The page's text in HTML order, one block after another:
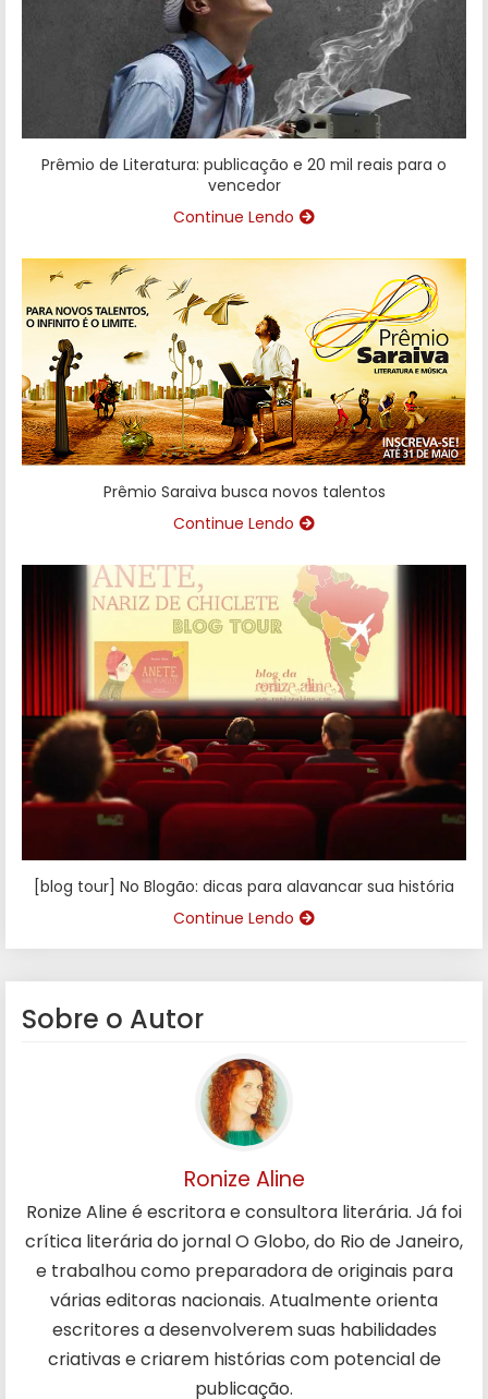
Prêmio de Literatura: publicação e 20 mil reais para o
vencedor
Continue Lendo
Prêmio Saraiva busca novos talentos
Continue Lendo
[blog tour] No Blogão: dicas para alavancar sua história
Continue Lendo
Sobre o Autor
Ronize Aline
Ronize Aline é escritora e consultora literária. Já foi
crítica literária do jornal O Globo, do Rio de Janeiro,
e trabalhou como preparadora de originais para
várias editoras nacionais. Atualmente orienta
escritores a desenvolverem suas habilidades
criativas e criarem histórias com potencial de
publicação.